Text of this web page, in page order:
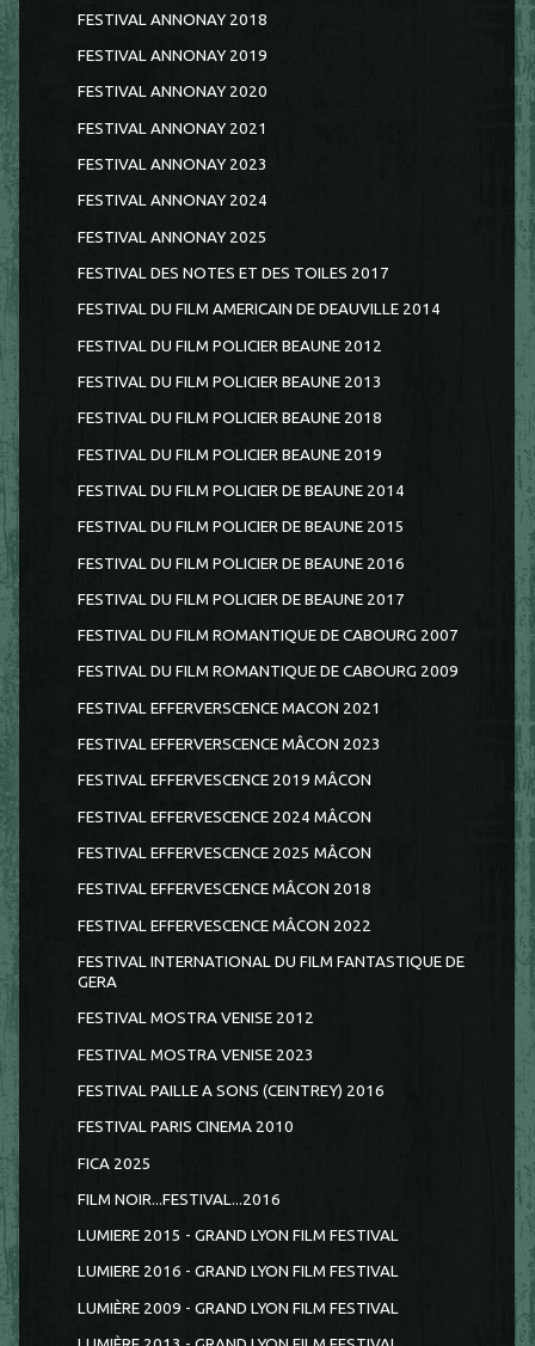
FESTIVAL ANNONAY 2018
FESTIVAL ANNONAY 2019
FESTIVAL ANNONAY 2020
FESTIVAL ANNONAY 2021
FESTIVAL ANNONAY 2023
FESTIVAL ANNONAY 2024
FESTIVAL ANNONAY 2025
FESTIVAL DES NOTES ET DES TOILES 2017
FESTIVAL DU FILM AMERICAIN DE DEAUVILLE 2014
FESTIVAL DU FILM POLICIER BEAUNE 2012
FESTIVAL DU FILM POLICIER BEAUNE 2013
FESTIVAL DU FILM POLICIER BEAUNE 2018
FESTIVAL DU FILM POLICIER BEAUNE 2019
FESTIVAL DU FILM POLICIER DE BEAUNE 2014
FESTIVAL DU FILM POLICIER DE BEAUNE 2015
FESTIVAL DU FILM POLICIER DE BEAUNE 2016
FESTIVAL DU FILM POLICIER DE BEAUNE 2017
FESTIVAL DU FILM ROMANTIQUE DE CABOURG 2007
FESTIVAL DU FILM ROMANTIQUE DE CABOURG 2009
FESTIVAL EFFERVERSCENCE MACON 2021
FESTIVAL EFFERVERSCENCE MÂCON 2023
FESTIVAL EFFERVESCENCE 2019 MÂCON
FESTIVAL EFFERVESCENCE 2024 MÂCON
FESTIVAL EFFERVESCENCE 2025 MÂCON
FESTIVAL EFFERVESCENCE MÂCON 2018
FESTIVAL EFFERVESCENCE MÂCON 2022
FESTIVAL INTERNATIONAL DU FILM FANTASTIQUE DE
GERA
FESTIVAL MOSTRA VENISE 2012
FESTIVAL MOSTRA VENISE 2023
FESTIVAL PAILLE A SONS (CEINTREY) 2016
FESTIVAL PARIS CINEMA 2010
FICA 2025
FILM NOIR...FESTIVAL...2016
LUMIERE 2015 - GRAND LYON FILM FESTIVAL
LUMIERE 2016 - GRAND LYON FILM FESTIVAL
LUMIÈRE 2009 - GRAND LYON FILM FESTIVAL